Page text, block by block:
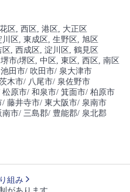
区 , 西区 , 港区 , 大正区
川区, 東成区 , 生野区 , 旭区
区 , 西成区 , 淀川区 , 鶴見区
市(堺区 , 中区 , 東区 , 西区 , 南区
田市/ 吹田市/ 泉大津市
木市/ 八尾市/ 泉佐野市
松原市/ 和泉市/ 箕面市/ 柏原市
/ 藤井寺市/ 東大阪市/ 泉南市
南市/ 三島郡/ 豊能郡/ 泉北郡
組み